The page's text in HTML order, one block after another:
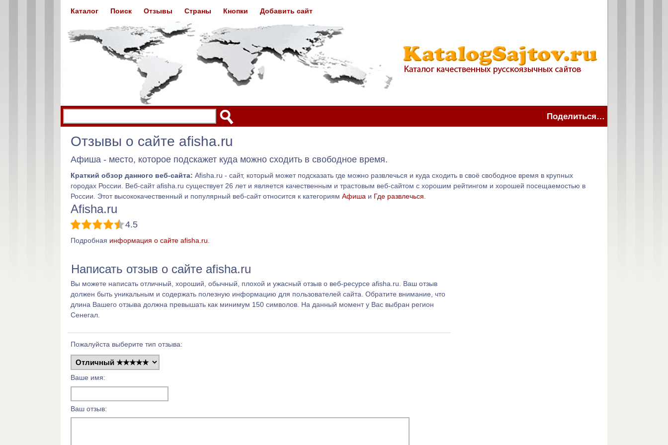
Отзывы о сайте afisha.ru
Афиша - место, которое подскажет куда можно сходить в свободное время.
Краткий обзор данного веб-сайта: Afisha.ru - сайт, который может подсказать где можно развлечься и куда сходить в своё свободное время в крупных
городах России. Веб-сайт afisha.ru существует 26 лет и является качественным и трастовым веб-сайтом с хорошим рейтингом и хорошей посещаемостью в
России. Этот высококачественный и популярный веб-сайт относится к категориям Афиша и Где развлечься
Afisha.ru
4.5
Подробная информация о сайте afisha.ru
Написать отзыв о сайте afisha.ru
Вы можете написать отличный, хороший, обычный, плохой и ужасный отзыв о веб-ресурсе afisha.ru. Ваш отзыв
должен быть уникальным и содержать полезную информацию для пользователей сайта. Обратите внимание, что
длина Вашего отзыва должна превышать как минимум 150 символов. На данный момент у Вас выбран регион
Сенегал.
Пожалуйста выберите тип отзыва:
Ваше имя:
Ваш отзыв:
Каталог Поиск Отзывы Страны Кнопки Добавить сайт
Поделиться…